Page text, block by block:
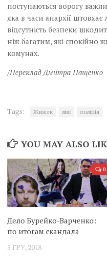
поступаються ворогу
яка в часи анархії
відсутність безпеки
ніж багатим, які спокійно
комунах.
/Переклад Дмитра Пащенко
Tags: Жижек ліві поліція
YOU MAY ALSO
0
Дело Бурейко-Варченко:
по итогам скандала
5 ГРУ, 2018